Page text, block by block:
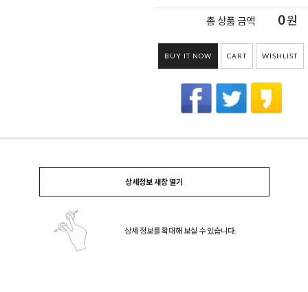
총 상품 금액 0원
BUY IT NOW CART WISHLIST
상세정보 새창 열기
상세 정보를 확대해 보실 수 있습니다.